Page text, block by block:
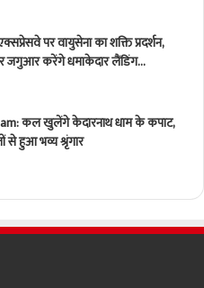
पर वायुसेना का शक्ति प्रदर्शन,
जगुआर करेंगे धमाकेदार लैंडिंग…
कल खुलेंगे केदारनाथ धाम के कपाट,
से हुआ भव्य श्रृंगार